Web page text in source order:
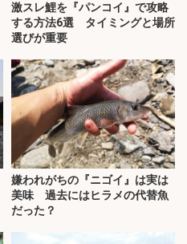
激スレ鯉を『パンコイ』で攻略
する方法6選 タイミングと場所
選びが重要
嫌われがちの『ニゴイ』は実は
美味 過去にはヒラメの代替魚
だった？